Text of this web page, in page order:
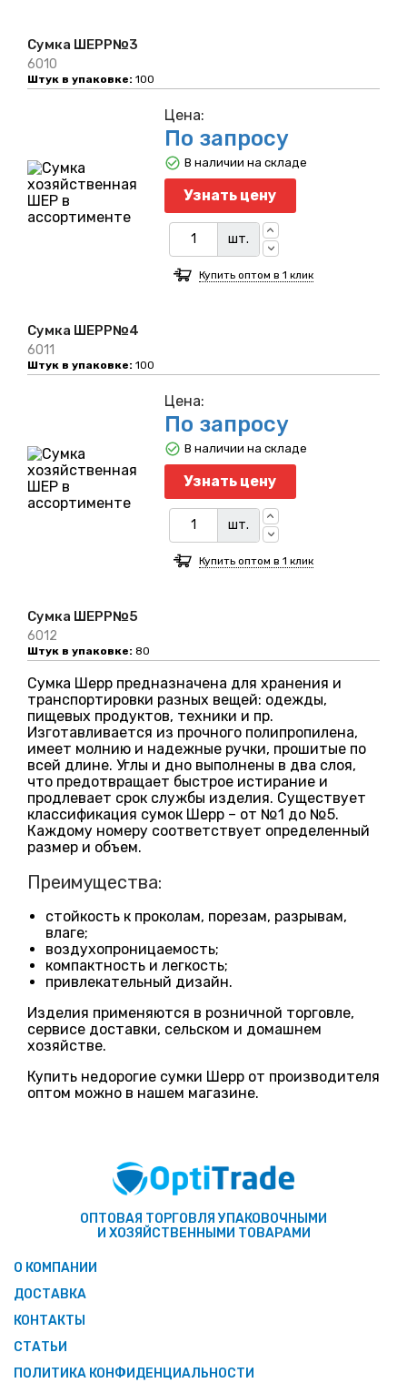
Сумка ШЕРР№3
6010
Штук в упаковке: 100
Сумка ШЕРР№4
6011
Штук в упаковке: 100
Цена:
По запросу
Узнать цену
шт.
В наличии на складе
Купить оптом в 1 клик
Сумка ШЕРР№5
6012
Штук в упаковке: 80
Цена:
По запросу
Узнать цену
шт.
В наличии на складе
Купить оптом в 1 клик
Сумка Шерр предназначена для хранения и
транспортировки разных вещей: одежды,
пищевых продуктов, техники и пр.
Изготавливается из прочного полипропилена,
имеет молнию и надежные ручки, прошитые по
всей длине. Углы и дно выполнены в два слоя,
что предотвращает быстрое истирание и
продлевает срок службы изделия. Существует
классификация сумок Шерр – от №1 до №5.
Каждому номеру соответствует определенный
размер и объем.
Преимущества:
стойкость к проколам, порезам, разрывам,
влаге;
воздухопроницаемость;
компактность и легкость;
привлекательный дизайн.
Изделия применяются в розничной торговле,
сервисе доставки, сельском и домашнем
хозяйстве.
Купить недорогие сумки Шерр от производителя
оптом можно в нашем магазине.
ОПТОВАЯ ТОРГОВЛЯ УПАКОВОЧНЫМИ
И ХОЗЯЙСТВЕННЫМИ ТОВАРАМИ
О КОМПАНИИ
ДОСТАВКА
КОНТАКТЫ
СТАТЬИ
ПОЛИТИКА КОНФИДЕНЦИАЛЬНОСТИ